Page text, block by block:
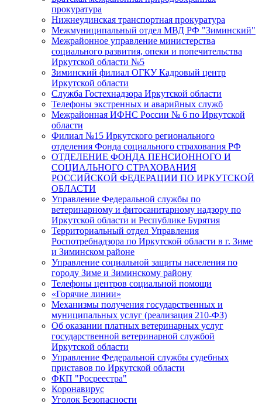
прокуратура
Нижнеудинская транспортная прокуратура
Межмуниципальный отдел МВД РФ "Зиминский"
Межрайонное управление министерства
социального развития, опеки и попечительства
Иркутской области №5
Зиминский филиал ОГКУ Кадровый центр
Иркутской области
Служба Гостехнадзора Иркутской области
Телефоны экстренных и аварийных служб
Межрайонная ИФНС России № 6 по Иркутской
области
Филиал №15 Иркутского регионального
отделения Фонда социального страхования РФ
ОТДЕЛЕНИЕ ФОНДА ПЕНСИОННОГО И
СОЦИАЛЬНОГО СТРАХОВАНИЯ
РОССИЙСКОЙ ФЕДЕРАЦИИ ПО ИРКУТСКОЙ
ОБЛАСТИ
Управление Федеральной службы по
ветеринарному и фитосанитарному надзору по
Иркутской области и Республике Бурятия
Территориальный отдел Управления
Роспотребнадзора по Иркутской области в г. Зиме
и Зиминском районе
Управление социальной защиты населения по
городу Зиме и Зиминскому району
Телефоны центров социальной помощи
«Горячие линии»
Механизмы получения государственных и
муниципальных услуг (реализация 210-ФЗ)
Об оказании платных ветеринарных услуг
государственной ветеринарной службой
Иркутской области
Управление Федеральной службы судебных
приставов по Иркутской области
ФКП "Росреестра"
Коронавирус
Уголок Безопасности